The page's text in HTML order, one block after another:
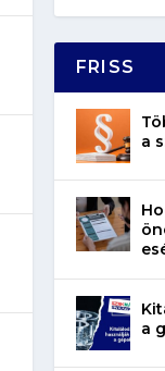
FRISS
a
a